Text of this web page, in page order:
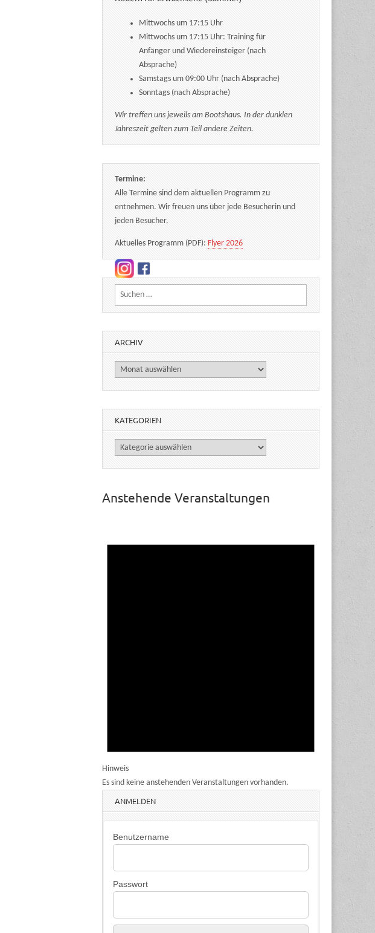
Mittwochs um 17:15 Uhr
Mittwochs um 17:15 Uhr: Training für
Anfänger und Wiedereinsteiger (nach
Absprache)
Samstags um 09:00 Uhr (nach Absprache)
Sonntags (nach Absprache)
Wir treffen uns jeweils am Bootshaus. In der dunklen
Jahreszeit gelten zum Teil andere Zeiten.
Termine:
Alle Termine sind dem aktuellen Programm zu
entnehmen. Wir freuen uns über jede Besucherin und
jeden Besucher.
Aktuelles Programm (PDF):Flyer 2026
Suchen nach:
ARCHIV
Archiv
KATEGORIEN
Kategorien
Anstehende Veranstaltungen
Hinweis
Es sind keine anstehenden Veranstaltungen vorhanden.
ANMELDEN
Benutzername
Passwort